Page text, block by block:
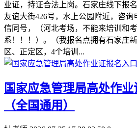
业证，持证合法上岗。石家庄线下报
友谊大街426号，水上公园附近，咨询
信同号，（河北考场，不能来培训和
系！！！）。（我报名点拥有石家庄
区、正定区，4个培训...
国家应急管理局高处作
（全国通用）